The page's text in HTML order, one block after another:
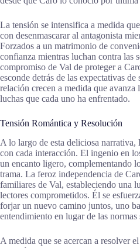
La tensión se intensifica a medida
con desenmascarar al antagonista
Forzados a un matrimonio de
confianza mientras luchan contra las
compromiso de Val de proteger a
esconde detrás de las expectativas
relación crecen a medida que
luchas que cada uno ha enfrentado.
Tensión Romántica y Resolución
A lo largo de esta deliciosa
con cada interacción. El ingenio en
un encanto ligero, complementando
trama. La feroz independencia de
familiares de Val, estableciendo una
lectores comprometidos. Él se
forjar un nuevo camino juntos, uno
entendimiento en lugar de las normas
A medida que se acercan a resolver